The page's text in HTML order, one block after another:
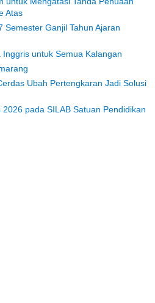
Atas
Semester Ganjil Tahun Ajaran
untuk Semua Kalangan
Ubah Pertengkaran Jadi Solusi
pada SILAB Satuan Pendidikan